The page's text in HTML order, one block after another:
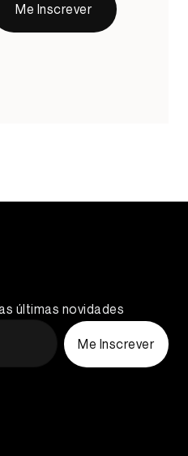
Me Inscrever
últimas novidades
Me Inscrever